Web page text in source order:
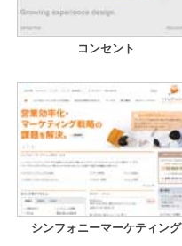
コンセント
シンフォニーマーケティング